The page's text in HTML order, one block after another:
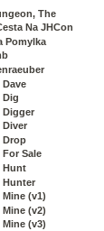
The
Na JHCon
Pomylka
Dig
Digger
Diver
Drop
For Sale
Hunt
Hunter
Mine (v1)
(v2)
Mine (v3)